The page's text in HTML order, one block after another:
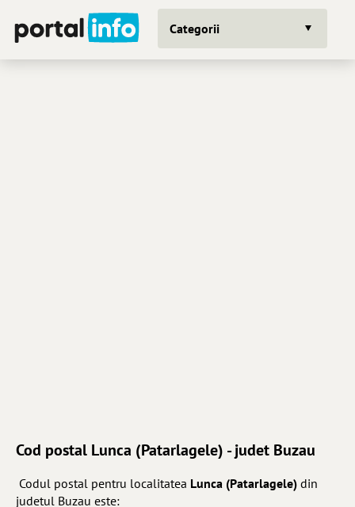
Categorii
Cod postal Lunca (Patarlagele) - judet Buzau
Codul postal pentru localitatea Lunca (Patarlagele) din
judetul Buzau este: